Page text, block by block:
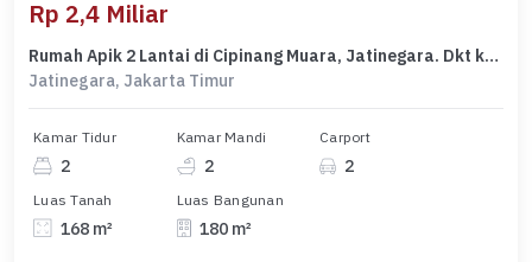
Rp 2,4 Miliar
Rumah Apik 2 Lantai di Cipinang Muara, Jatinegara. Dkt ke Jl Basuki Rachmat
Jatinegara, Jakarta Timur
Kamar Tidur
2
Kamar Mandi
2
Carport
2
Luas Tanah
168 m²
Luas Bangunan
180 m²